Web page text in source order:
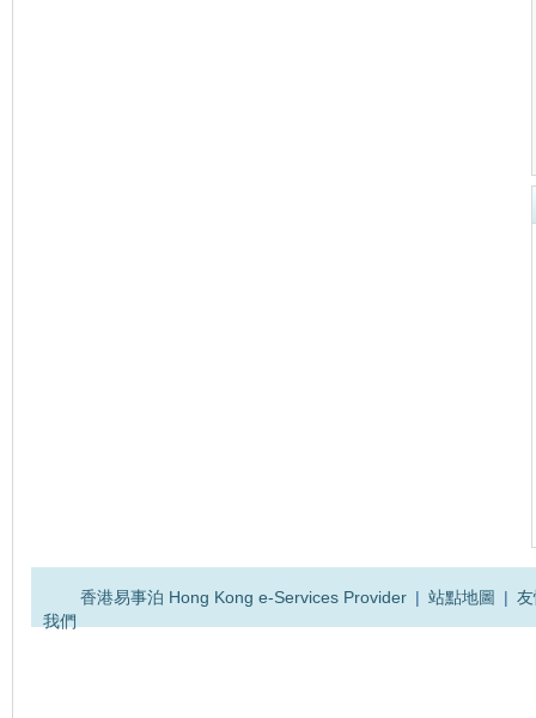
香港易事泊 Hong Kong e-Services Provider | 站點地圖 |
我們